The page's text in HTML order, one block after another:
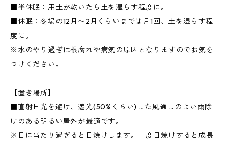
■半休眠：用土が乾いたら土を湿らす程度に。
■休眠：冬場の12月〜2月くらいまでは月1回、土を湿らす程
度に。
※水のやり過ぎは根腐れや病気の原因となりますのでお気を
つけください。
【置き場所】
■直射日光を避け、遮光(50%くらい)した風通しのよい雨除
けのある明るい屋外が最適です。
※日に当たり過ぎると日焼けします。一度日焼けすると成長